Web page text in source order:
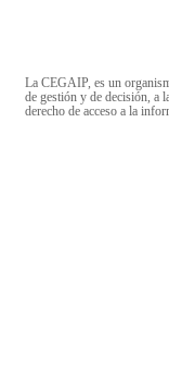
La CEGAIP, es un
de gestión y de decisión, a
derecho de acceso a la